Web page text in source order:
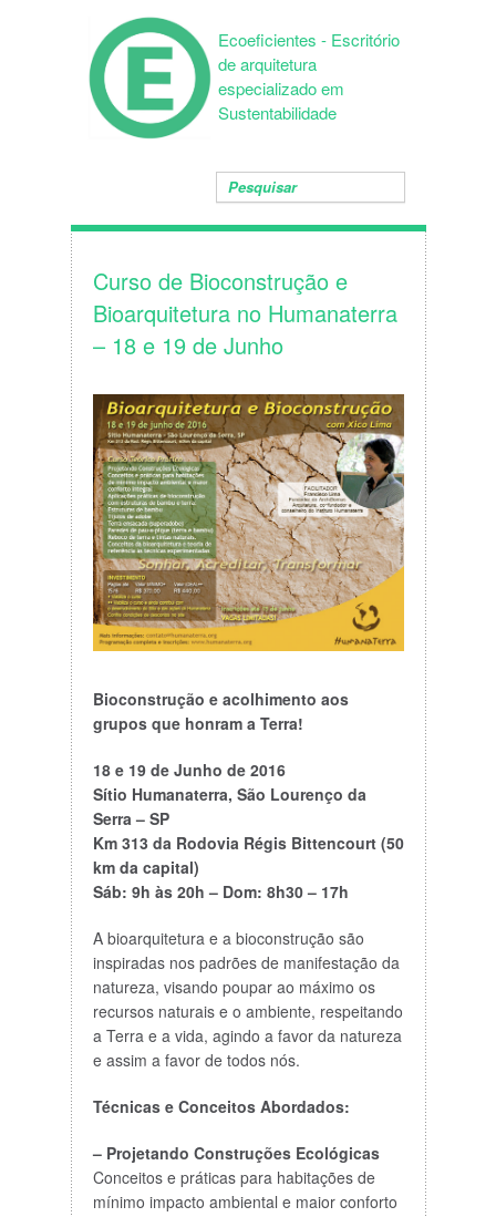
Ecoeficientes - Escritório
de arquitetura
especializado em
Sustentabilidade
Curso de Bioconstrução e
Bioarquitetura no Humanaterra
– 18 e 19 de Junho
Bioconstrução e acolhimento aos
grupos que honram a Terra!
18 e 19 de Junho de 2016
Sítio Humanaterra, São Lourenço da
Serra – SP
Km 313 da Rodovia Régis Bittencourt (50
km da capital)
Sáb: 9h às 20h – Dom: 8h30 – 17h
A bioarquitetura e a bioconstrução são
inspiradas nos padrões de manifestação da
natureza, visando poupar ao máximo os
recursos naturais e o ambiente, respeitando
a Terra e a vida, agindo a favor da natureza
e assim a favor de todos nós.
Técnicas e Conceitos Abordados:
– Projetando Construções Ecológicas
Conceitos e práticas para habitações de
mínimo impacto ambiental e maior conforto